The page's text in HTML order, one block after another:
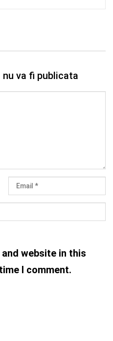
va fi publicata
and website in this
I comment.